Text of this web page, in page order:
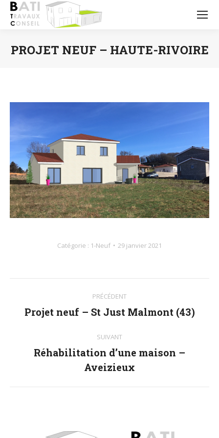
PROJET NEUF – HAUTE-RIVOIRE
Catégorie : 1-Neuf 29 janvier 2021
album
PRÉCÉDENT
Album
:
Projet neuf – St Just Malmont (43)
SUIVANT
Album
suivant
:
Réhabilitation d’une maison –
Aveizieux